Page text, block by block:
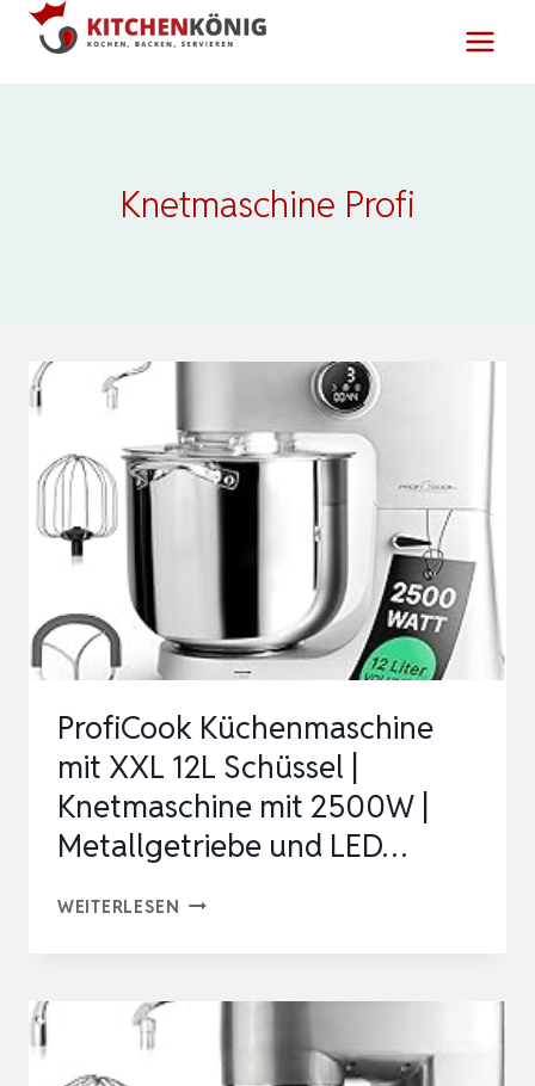
Zum
Inhalt
Knetmaschine Profi
ProfiCook Küchenmaschine
mit XXL 12L Schüssel |
Knetmaschine mit 2500W |
Metallgetriebe und LED…
WEITERLESEN PROFICOOK